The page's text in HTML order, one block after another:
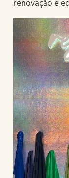
renovação e